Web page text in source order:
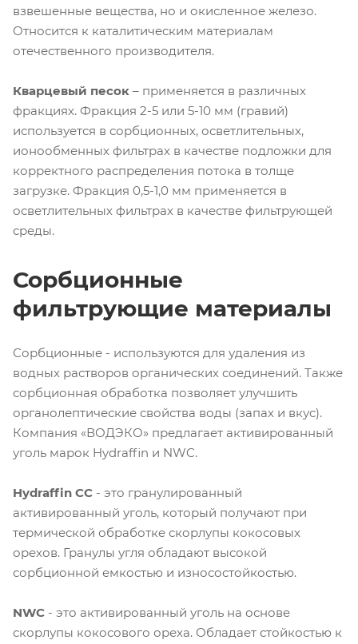
взвешенные вещества, но и окисленное железо.
Относится к каталитическим материалам
отечественного производителя.
Кварцевый песок – применяется в различных
фракциях. Фракция 2-5 или 5-10 мм (гравий)
используется в сорбционных, осветлительных,
ионообменных фильтрах в качестве подложки для
корректного распределения потока в толще
загрузке. Фракция 0,5-1,0 мм применяется в
осветлительных фильтрах в качестве фильтрующей
среды.
Сорбционные
фильтрующие материалы
Сорбционные - используются для удаления из
водных растворов органических соединений. Также
сорбционная обработка позволяет улучшить
органолептические свойства воды (запах и вкус).
Компания «ВОДЭКО» предлагает активированный
уголь марок Hydraffin и NWC.
Hydraffin CC - это гранулированный
активированный уголь, который получают при
термической обработке скорлупы кокосовых
орехов. Гранулы угля обладают высокой
сорбционной емкостью и износостойкостью.
NWC - это активированный уголь на основе
скорлупы кокосового ореха. Обладает стойкостью к